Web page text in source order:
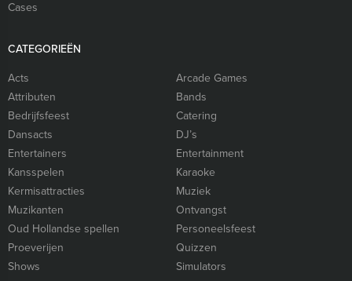
Cases
CATEGORIEËN
Acts
Arcade Games
Attributen
Bands
Bedrijfsfeest
Catering
Dansacts
DJ’s
Entertainers
Entertainment
Kansspelen
Karaoke
Kermisattracties
Muziek
Muzikanten
Ontvangst
Oud Hollandse spellen
Personeelsfeest
Proeverijen
Quizzen
Shows
Simulators